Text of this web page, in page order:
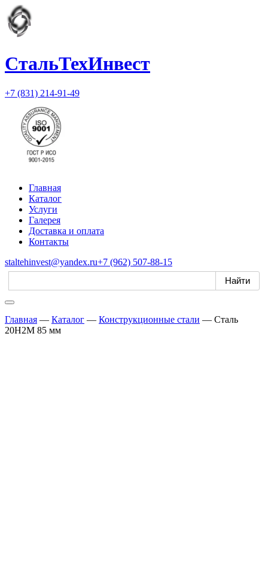
СтальТехИнвест
+7 (831) 214-91-49
Главная
Каталог
Услуги
Галерея
Доставка и оплата
Контакты
staltehinvest@yandex.ru+7 (962) 507-88-15
Главная — Каталог — Конструкционные стали — Сталь
20Н2М 85 мм